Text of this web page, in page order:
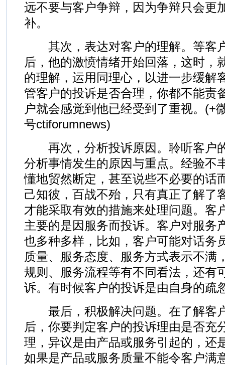
远不要与客户争辩，因为争辩只会更
补。
其次，表达对客户的理解。等客
后，他的激愤情绪开始回落，这时，
的理解，运用同理心，以进一步缓解
管客户的投诉是否合理，你都不能责
户就会感觉到他已经受到了重视。(+
号ctiforumnews)
再次，分析投诉原因。聆听客户
分析事情发生的原因与重点。经验不
懂地贸然断定，甚至说些不必要的话
己知彼，百战不殆，只有真正了解了
才能采取有效的措施来处理问题。客
主要的是因服务而投诉。客户对服务
也多种多样，比如，客户可能对话务
质量、服务态度、服务方式表示不满
规则、服务流程等有不同看法，还有
诉。有时候客户的投诉是由自身的疏
最后，积极解决问题。在了解客
后，你要判定客户的投诉理由是否充
理，异议是由产品或服务引起的，还
如果是产品或服务质量不能令客户满